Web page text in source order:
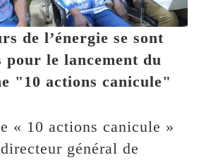
de l’énergie se sont
pour le lancement du
"10 actions canicule"
« 10 actions canicule »
général de